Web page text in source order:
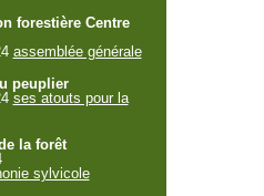
forestière Centre
assemblée générale
peuplier
ses atouts pour la
la forêt
sylvicole